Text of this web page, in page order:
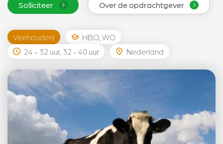
Solliciteer Over de opdrachtgever
Veehouderij
HBO, WO
24 - 32 uur, 32 - 40 uur
Nederland